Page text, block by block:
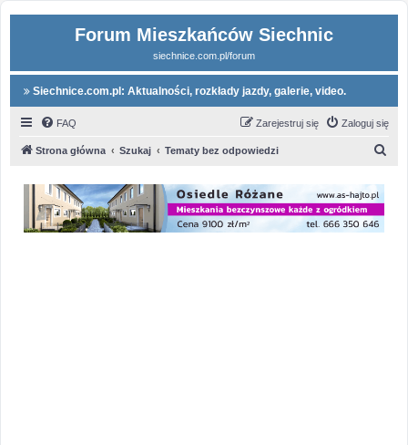
Forum Mieszkańców Siechnic
siechnice.com.pl/forum
Siechnice.com.pl: Aktualności, rozkłady jazdy, galerie, video.
FAQ Zaloguj się
Zarejestruj się
Strona główna Szukaj Tematy bez odpowiedzi